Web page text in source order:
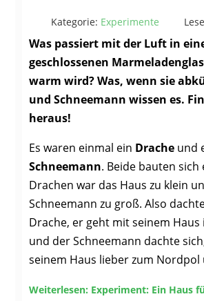
Kategorie: Experimente
Was passiert mit der Luft in
geschlossenen
warm wird? Was, wenn sie
und Schneemann wissen es.
heraus!
Es waren einmal ein Drache und
Schneemann. Beide bauten sich
Drachen war das Haus zu klein
Schneemann zu groß. Also
Drache, er geht mit seinem Haus
und der Schneemann dachte
seinem Haus lieber zum Nordpol
Weiterlesen: Experiment: Ein Haus